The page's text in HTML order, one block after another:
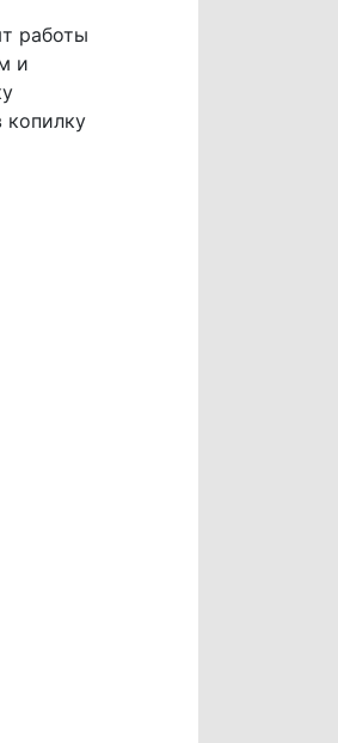
работы
и
копилку